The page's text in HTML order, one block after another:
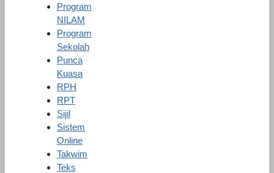
Program
NILAM
Program
Sekolah
Punca
Kuasa
RPH
RPT
Sijil
Sistem
Online
Takwim
Teks